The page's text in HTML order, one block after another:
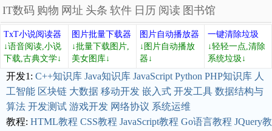
IT数码 购物 网址 头条 软件 日历 阅读 图书馆
TxT小说阅读器
↓语音阅读,小说
下载,古典文学↓
图片批量下载器
↓批量下载图片,
美女图库↓
图片自动播放器
↓图片自动播放
器↓
一键清除垃圾
↓轻轻一点,清除
系统垃圾↓
开发1: C++知识库 Java知识库 JavaScript Python PHP知识库 人
工智能 区块链 大数据 移动开发 嵌入式 开发工具 数据结构与
算法 开发测试 游戏开发 网络协议 系统运维
教程: HTML教程 CSS教程 JavaScript教程 Go语言教程 JQuery教